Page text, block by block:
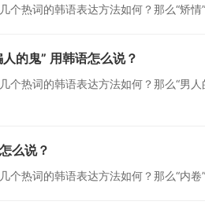
个热词的韩语表达方法如何？那么“矫
的鬼” 用韩语怎么说？
个热词的韩语表达方法如何？那么“男
么说？
个热词的韩语表达方法如何？那么“内